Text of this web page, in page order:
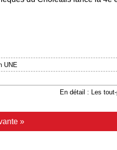
UNE
En détail : Les
»